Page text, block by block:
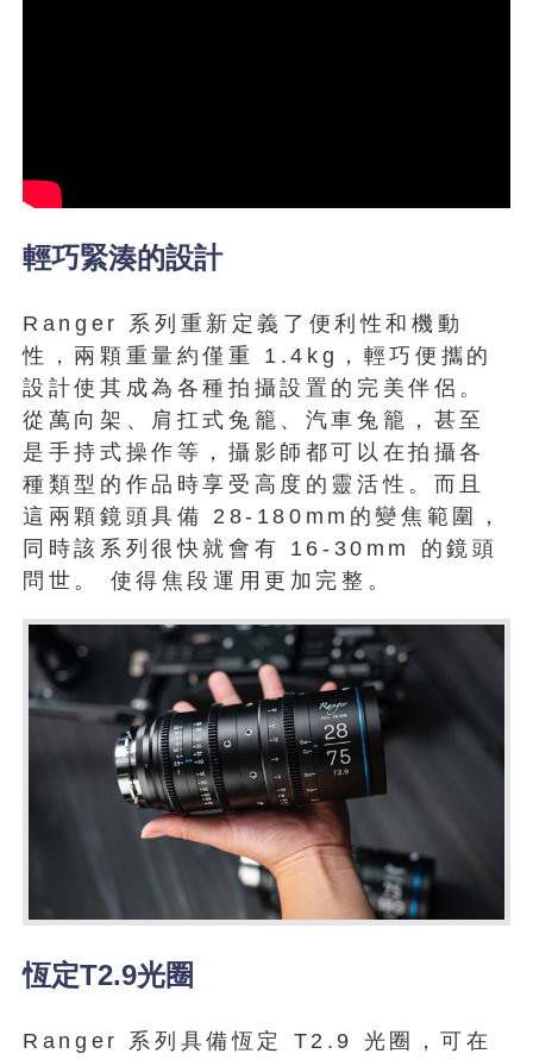
輕巧緊湊的設計
Ranger 系列重新定義了便利性和機動
性，兩顆重量約僅重 1.4kg，輕巧便攜的
設計使其成為各種拍攝設置的完美伴侶。
從萬向架、肩扛式兔籠、汽車兔籠，甚至
是手持式操作等，攝影師都可以在拍攝各
種類型的作品時享受高度的靈活性。而且
這兩顆鏡頭具備 28-180mm的變焦範圍，
同時該系列很快就會有 16-30mm 的鏡頭
問世。 使得焦段運用更加完整。
恆定T2.9光圈
Ranger 系列具備恆定 T2.9 光圈，可在